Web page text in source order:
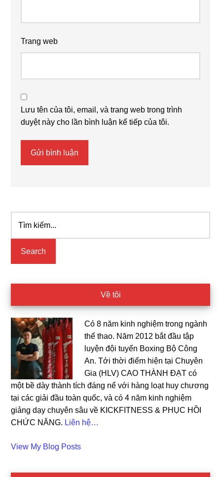
Trang web
Lưu tên của tôi, email, và trang web trong trình
duyệt này cho lần bình luận kế tiếp của tôi.
Primary
Sidebar
kiếm...
Về tôi
Có 8 năm kinh nghiệm trong ngành
thể thao. Năm 2012 bắt đầu tập
luyện đội tuyển Boxing Bộ Công
An. Tới thời điểm hiện tại Chuyên
Gia (HLV) CAO THÀNH ĐẠT có
một bề dày thành tích đáng nể với hàng loạt huy chương
tại các giải đầu toàn quốc, và có 4 năm kinh nghiệm
giảng dạy chuyên sâu về KICKFITNESS & PHỤC HỒI
CHỨC NĂNG. Liên hệ…
Cao
View My Blog Posts